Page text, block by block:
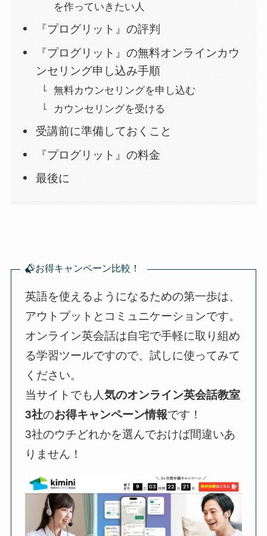
を作っていきたい人
『プログリット』の評判
『プログリット』の無料オンラインカウ
ンセリング申し込み手順
無料カウンセリングを申し込む
カウンセリングを受ける
受講前に準備しておくこと
『プログリット』の料金
最後に
お得キャンペーン比較！
英語を使えるようになるための第一歩は、
アウトプットとコミュニケーションです。
オンライン英会話は自宅で手軽に取り組め
る学習ツールですので、試しに使ってみて
ください。
当サイトでも人気のオンライン英会話教室
3社のお得キャンペーン情報です！
3社のウチどれかを選んでおけば間違いあ
りません！